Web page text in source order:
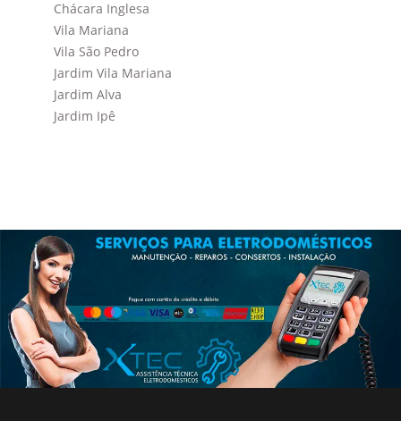
Chácara Inglesa
Vila Mariana
Vila São Pedro
Jardim Vila Mariana
Jardim Alva
Jardim Ipê